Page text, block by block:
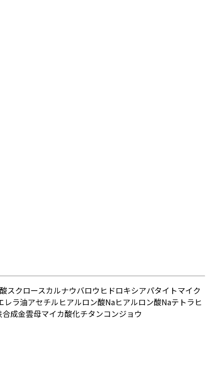
スクロースカルナウバロウ ヒドロキシアパタイトマイク
レラ油アセチルヒアルロン酸Naヒアルロン酸Naテトラヒ
合成金雲母マイカ酸化チタンコンジョウ